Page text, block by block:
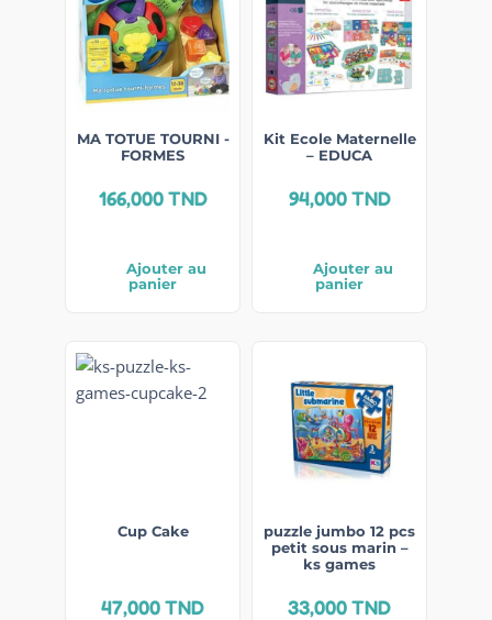
MA TOTUE TOURNI -
FORMES
166,000TND
Ajouter au
panier
Kit Ecole Maternelle
– EDUCA
94,000TND
Ajouter au
panier
Cup Cake
47,000TND
puzzle jumbo 12 pcs
petit sous marin –
ks games
33,000TND